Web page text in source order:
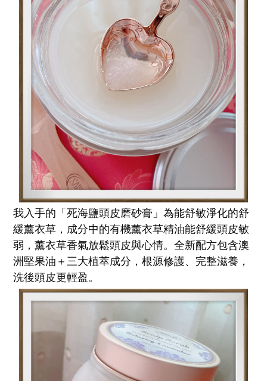
我入手的「死海鹽頭皮磨砂膏」為能舒敏淨化的舒
緩薰衣草，成分中的有機薰衣草精油能舒緩頭皮敏
弱，薰衣草香氣放鬆頭皮與心情。全新配方包含澳
洲堅果油＋三大植萃成分，根源修護、完整滋養，
洗後頭皮更輕盈。